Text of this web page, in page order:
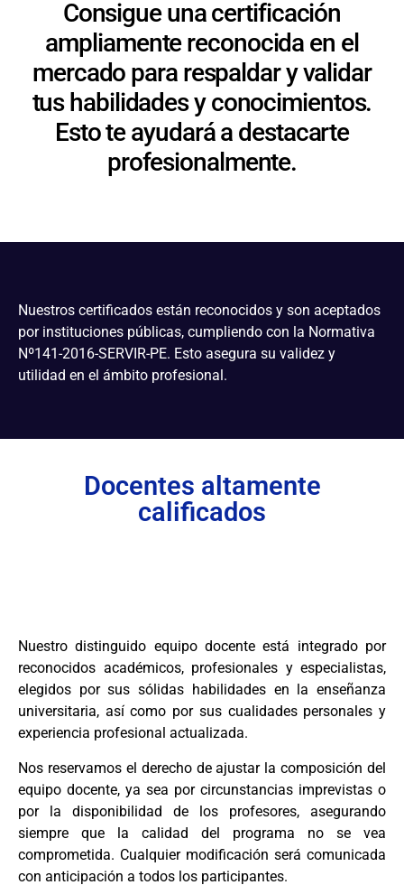
Consigue una certificación
ampliamente reconocida en el
mercado para respaldar y validar
tus habilidades y conocimientos.
Esto te ayudará a destacarte
profesionalmente.
Nuestros certificados están reconocidos y son aceptados
por instituciones públicas, cumpliendo con la Normativa
Nº141-2016-SERVIR-PE. Esto asegura su validez y
utilidad en el ámbito profesional.
Docentes altamente
calificados
Nuestro distinguido equipo docente está integrado por
reconocidos académicos, profesionales y especialistas,
elegidos por sus sólidas habilidades en la enseñanza
universitaria, así como por sus cualidades personales y
experiencia profesional actualizada.
Nos reservamos el derecho de ajustar la composición del
equipo docente, ya sea por circunstancias imprevistas o
por la disponibilidad de los profesores, asegurando
siempre que la calidad del programa no se vea
comprometida. Cualquier modificación será comunicada
con anticipación a todos los participantes.